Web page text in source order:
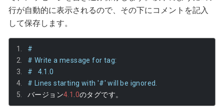
行が自動的に表示されるので、その下にコメントを記入
して保存します。
#
# Write a message for tag:
#   4.1.0
# Lines starting with '#' will be ignored.
バージョン4.1 0のタグです。